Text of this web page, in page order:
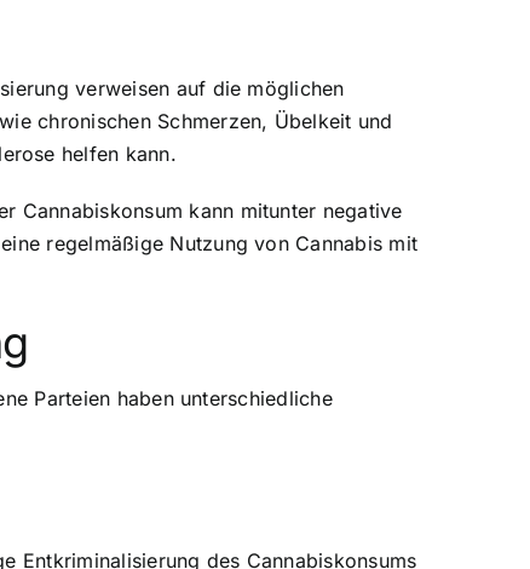
verweisen auf die möglichen
chronischen Schmerzen, Übelkeit und
helfen kann.
Cannabiskonsum kann mitunter negative
regelmäßige Nutzung von Cannabis mit
Parteien haben unterschiedliche
Entkriminalisierung des Cannabiskonsums